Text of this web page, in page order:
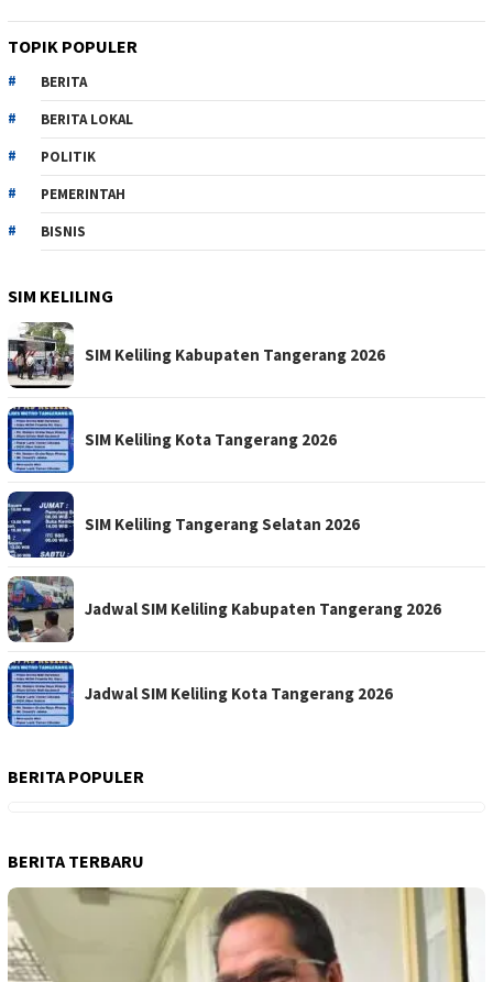
TOPIK POPULER
BERITA
BERITA LOKAL
POLITIK
PEMERINTAH
BISNIS
SIM KELILING
SIM Keliling Kabupaten Tangerang 2026
SIM Keliling Kota Tangerang 2026
SIM Keliling Tangerang Selatan 2026
Jadwal SIM Keliling Kabupaten Tangerang 2026
Jadwal SIM Keliling Kota Tangerang 2026
BERITA POPULER
BERITA TERBARU